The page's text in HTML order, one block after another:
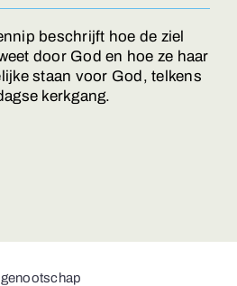
beschrijft hoe de ziel
door God en hoe ze haar
staan voor God, telkens
kerkgang.